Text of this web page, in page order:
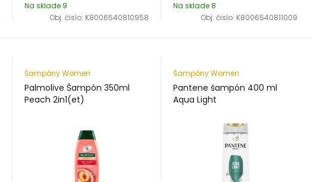
Na sklade 9
Obj. čislo: K8006540810958
Na sklade 8
Obj. čislo: K8006540811009
Šampóny Women
Palmolive Šampón 350ml
Peach 2in1(et)
Šampóny Women
Pantene šampón 400 ml
Aqua Light